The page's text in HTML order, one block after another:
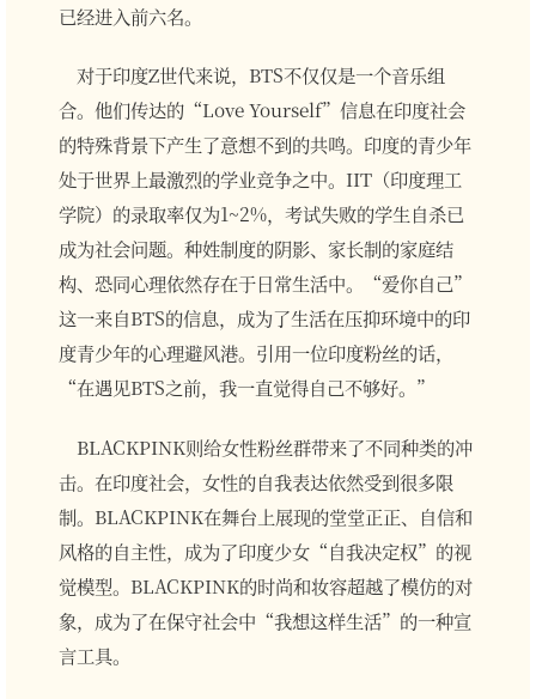
已经进入前六名。
对于印度Z世代来说，BTS不仅仅是一个音乐组
合。他们传达的“Love Yourself”信息在印度社会
的特殊背景下产生了意想不到的共鸣。印度的青少年
处于世界上最激烈的学业竞争之中。IIT（印度理工
学院）的录取率仅为1~2%，考试失败的学生自杀已
成为社会问题。种姓制度的阴影、家长制的家庭结
构、恐同心理依然存在于日常生活中。“爱你自己”
这一来自BTS的信息，成为了生活在压抑环境中的印
度青少年的心理避风港。引用一位印度粉丝的话，
“在遇见BTS之前，我一直觉得自己不够好。”
BLACKPINK则给女性粉丝群带来了不同种类的冲
击。在印度社会，女性的自我表达依然受到很多限
制。BLACKPINK在舞台上展现的堂堂正正、自信和
风格的自主性，成为了印度少女“自我决定权”的视
觉模型。BLACKPINK的时尚和妆容超越了模仿的对
象，成为了在保守社会中“我想这样生活”的一种宣
言工具。